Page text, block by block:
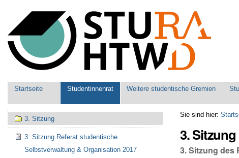
Werkzeuge
Sektionen
Startseite Studentinnenrat Weitere studentische Gremien
Sie sind hier:
3. Sitzung
3. Sitzung des
Navigation
3. Sitzung
3. Sitzung Referat studentische
Selbstverwaltung & Organisation 2017